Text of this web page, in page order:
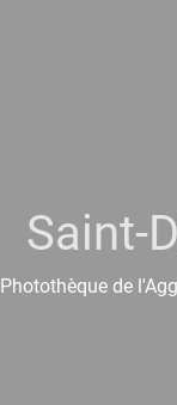
Saint-
Photothèque de